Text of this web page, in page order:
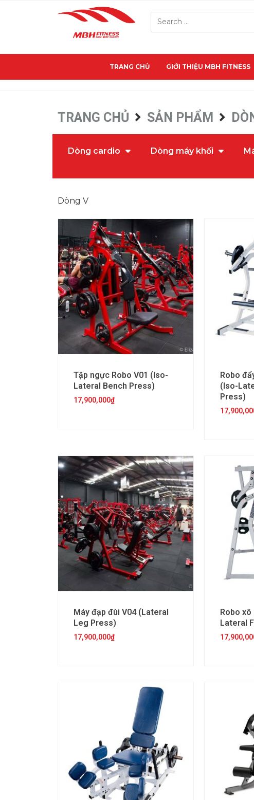
TRANG CHỦ GIỚI THIỆU MBH FITNESS
TRANG CHỦ SẢN PHẨM
Dòng cardio Dòng máy khối
Dòng V
Tập ngực Robo V01 (Iso-
Lateral Bench Press)
17,900,000₫
Robo
(Iso-
Press)
Máy đạp đùi V04 (Lateral
Leg Press)
17,900,000₫
Robo xô
Lateral